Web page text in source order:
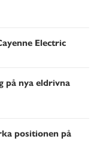
Electric
på nya eldrivna
positionen på